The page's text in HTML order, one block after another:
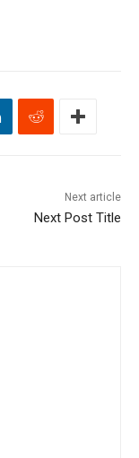
Next article
Next Post Title